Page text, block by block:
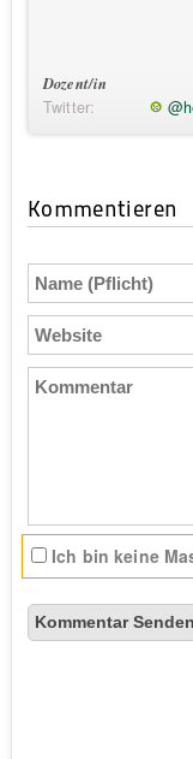
Dozent/in
Twitter:
Kommentieren
Name
(Pflicht)
Website
Kommentar
Ich bin keine